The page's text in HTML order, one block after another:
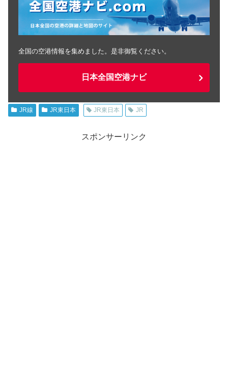
全国の空港情報を集めました。是非御覧ください。
日本全国空港ナビ
JR線 JR東日本 JR東日本 JR
スポンサーリンク